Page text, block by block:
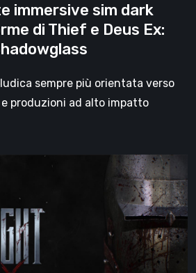
immersive sim dark
di Thief e Deus Ex:
sempre più orientata verso
produzioni ad alto impatto